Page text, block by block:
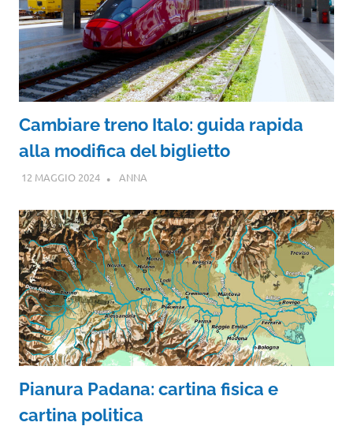
Cambiare treno Italo: guida rapida
alla modifica del biglietto
12 MAGGIO 2024 ANNA
Pianura Padana: cartina fisica e
cartina politica